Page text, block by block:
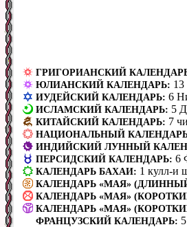
ГРИГОРИАНСКИЙ
ЮЛИАНСКИЙ КАЛЕНДАРЬ: 13
ИУДЕЙСКИЙ КАЛЕНДАРЬ: 6
ИСЛАМСКИЙ КАЛЕНДАРЬ: 5
КИТАЙСКИЙ КАЛЕНДАРЬ: 7
НАЦИОНАЛЬНЫЙ
ИНДИЙСКИЙ ЛУННЫЙ
ПЕРСИДСКИЙ КАЛЕНДАРЬ: 6
КАЛЕНДАРЬ БАХАИ: 1 кулл-и
КАЛЕНДАРЬ «МАЯ»
КАЛЕНДАРЬ «МАЯ»
КАЛЕНДАРЬ «МАЯ»
ФРАНЦУЗСКИЙ КАЛЕНДАРЬ: